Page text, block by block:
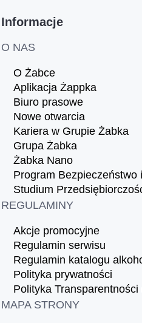
Informacje
O NAS
O Żabce
Aplikacja Żappka
Biuro prasowe
Nowe otwarcia
Kariera w Grupie Żabka
Grupa Żabka
Żabka Nano
Program Bezpieczeństwo
Studium
REGULAMINY
Akcje promocyjne
Regulamin serwisu
Regulamin katalogu
Polityka prywatności
Polityka Transparentności
MAPA STRONY